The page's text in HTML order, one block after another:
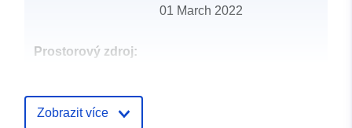
01 March 2022
Prostorový zdroj:
Zobrazit více